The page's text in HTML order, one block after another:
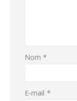
Nom*
E-mail *